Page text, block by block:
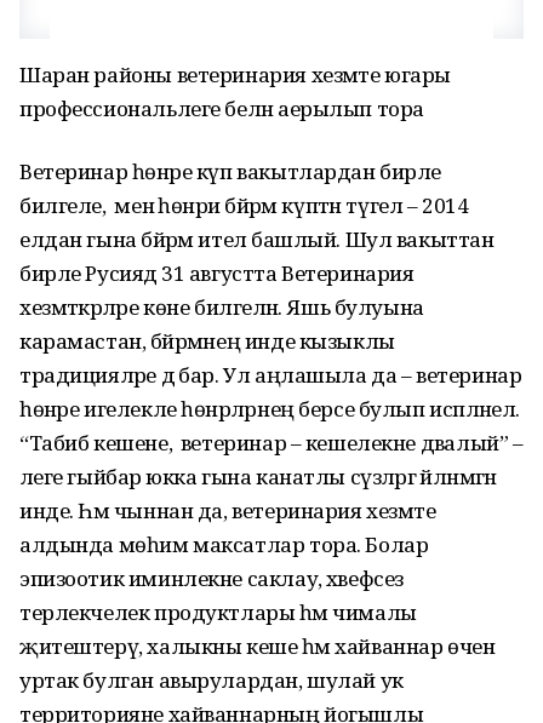
Шаран районы ветеринария хезмәте югары
профессиональлеге белән аерылып тора
Ветеринар һөнәре күп вакытлардан бирле
билгеле, ә менә һөнәри бәйрәм күптән түгел – 2014
елдан гына бәйрәм ителә башлый. Шул вакыттан
бирле Русиядә 31 августта Ветеринария
хезмәткәрләре көне билгеләнә. Яшь булуына
карамастан, бәйрәмнең инде кызыклы
традицияләре дә бар. Ул аңлашыла да – ветеринар
һөнәре игелекле һөнәрләрнең берсе булып исәпләнелә.
“Табиб кешене, ә ветеринар – кешелекне дәвалый” –
әлеге гыйбарә юкка гына канатлы сүзләргә әйләнмәгән
инде. Һәм чыннан да, ветеринария хезмәте
алдында мөһим максатлар тора. Болар
эпизоотик иминлекне саклау, хәвефсез
терлекчелек продуктлары һәм чималы
җитештерү, халыкны кеше һәм хайваннар өчен
уртак булган авырулардан, шулай ук
территорияне хайваннарның йогышлы